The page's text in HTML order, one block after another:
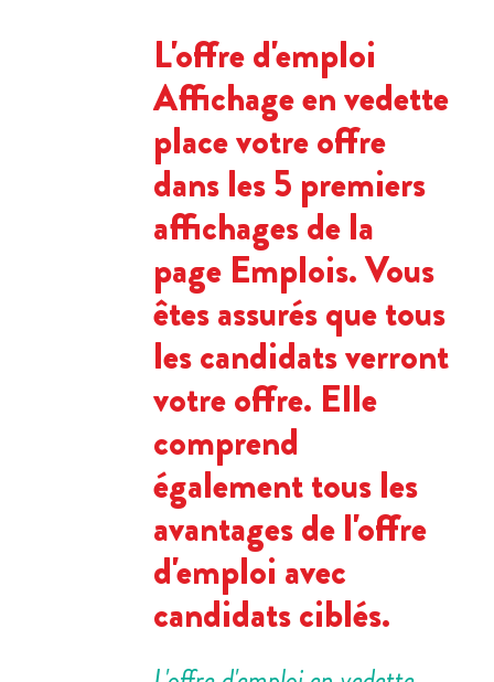
399,00$.299,00$.
L'offre d'emploi
Affichage en vedette
place votre offre
dans les 5 premiers
affichages de la
page Emplois. Vous
êtes assurés que tous
les candidats verront
votre offre. Elle
comprend
également tous les
avantages de l'offre
d'emploi avec
candidats ciblés.